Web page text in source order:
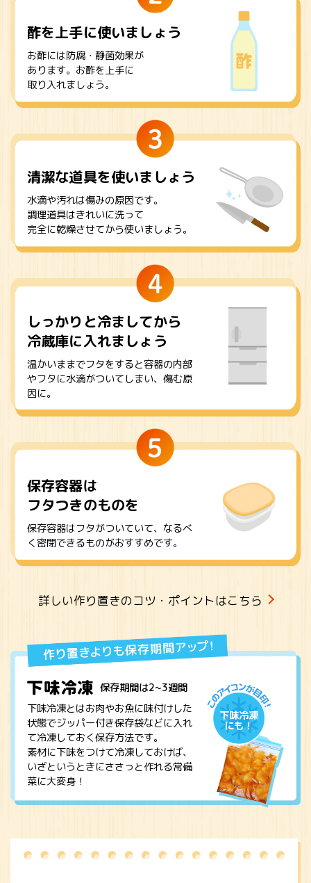
ロングセラー商品 ＋ おすすめレシピ
人気商品 ＋ おすすめレシピ
業務用サイト ミツカングループについて 製造所固有記号一覧
酢を上手に使いましょう
お酢には防腐・静菌効果が
あります。お酢を上手に
取り入れましょう。
清潔な道具を使いましょう
水滴や汚れは傷みの原因です。
調理道具はきれいに洗って
完全に乾燥させてから使いましょう。
しっかりと冷ましてから
冷蔵庫に入れましょう
温かいままでフタをすると容器の内部
やフタに水滴がついて しまい、傷む原
因に。
保存容器は
フタつきのものを
保存容器はフタがついていて、 なるべ
く密閉できるものがおすすめです。
詳しい作り置きのコツ・ポイントはこちら
保存期間は2~3週間
下味冷凍とはお肉やお魚に味付けした
状態でジッパー付き保存袋などに入れ
て冷凍しておく保存方法です。
素材に下味をつけて冷凍しておけば、
いざというときにささっと作れる常備
菜に大変身！
下味冷凍
にも！